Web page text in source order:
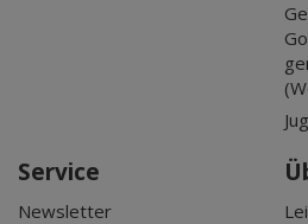
Service
Newsletter